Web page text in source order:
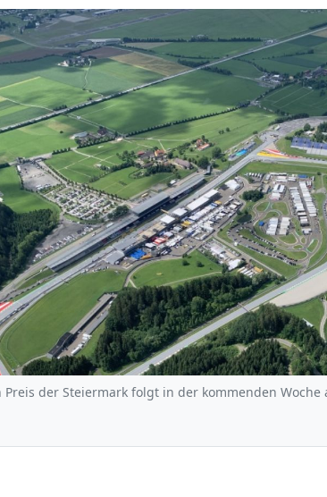
Preis der Steiermark folgt in der kommenden